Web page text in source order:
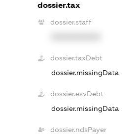
dossier.tax
dossier.staff
dossier.taxDebt
dossier.missingData
dossier.esvDebt
dossier.missingData
dossier.ndsPayer